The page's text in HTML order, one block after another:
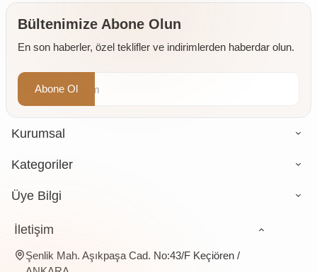
Öğütülmüş
gr
Bültenimize Abone Olun
En son haberler, özel teklifler ve indirimlerden haberdar olun.
Abone Ol
Kurumsal
Kategoriler
Üye Bilgi
İletişim
Şenlik Mah. Aşıkpaşa Cad. No:43/F Keçiören /